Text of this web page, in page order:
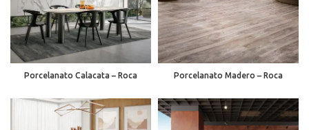
Porcelanato Calacata – Roca Porcelanato Madero – Roca